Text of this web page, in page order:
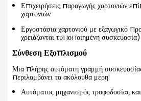
Επιχειρήσεις παραγωγής χαρτονιών
χαρτονιών
Εργοστάσια χαρτονιού με εξαγωγικό
χρειάζονται τυποποιημένη συσκευασία)
Σύνθεση Εξοπλισμού
Μια πλήρης αυτόματη γραμμή
περιλαμβάνει τα ακόλουθα μέρη:
Αυτόματος μηχανισμός τροφοδοσίας